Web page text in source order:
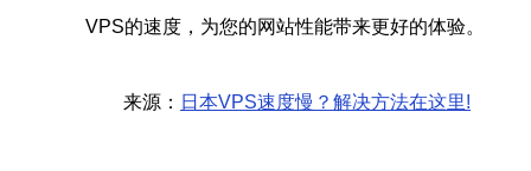
VPS的速度，为您的网站性能带来更好的体验。
来源： 日本VPS速度慢？解决方法在这里!